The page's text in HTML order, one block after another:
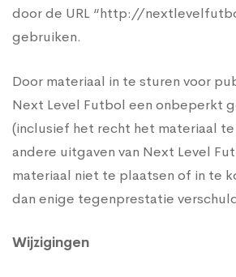
door de URL “http://
gebruiken.
Door materiaal in te sturen voor
Next Level Futbol een onbeperkt
(inclusief het recht het materiaal
andere uitgaven van Next Level
materiaal niet te plaatsen of in te
dan enige tegenprestatie
Wijzigingen